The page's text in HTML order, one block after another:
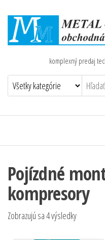
komplexný predaj
Pojízdné
kompresory
Zobrazujú sa 4 výsledky